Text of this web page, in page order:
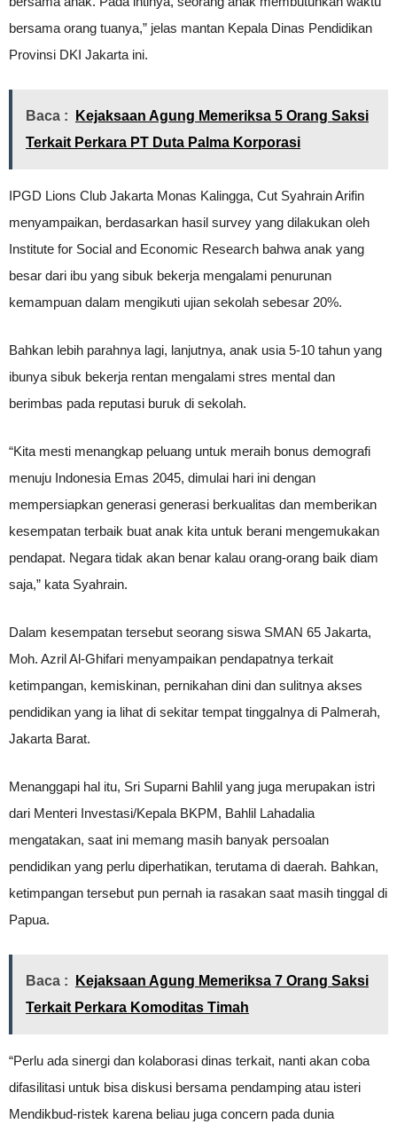
bersama orang tuanya,” jelas mantan Kepala Dinas Pendidikan
Provinsi DKI Jakarta ini.
Baca :
Kejaksaan Agung Memeriksa 5 Orang Saksi
Terkait Perkara PT Duta Palma Korporasi
IPGD Lions Club Jakarta Monas Kalingga, Cut Syahrain Arifin
menyampaikan, berdasarkan hasil survey yang dilakukan oleh
Institute for Social and Economic Research bahwa anak yang
besar dari ibu yang sibuk bekerja mengalami penurunan
kemampuan dalam mengikuti ujian sekolah sebesar 20%.
Bahkan lebih parahnya lagi, lanjutnya, anak usia 5-10 tahun yang
ibunya sibuk bekerja rentan mengalami stres mental dan
berimbas pada reputasi buruk di sekolah.
“Kita mesti menangkap peluang untuk meraih bonus demografi
menuju Indonesia Emas 2045, dimulai hari ini dengan
mempersiapkan generasi generasi berkualitas dan memberikan
kesempatan terbaik buat anak kita untuk berani mengemukakan
pendapat. Negara tidak akan benar kalau orang-orang baik diam
saja,” kata Syahrain.
Dalam kesempatan tersebut seorang siswa SMAN 65 Jakarta,
Moh. Azril Al-Ghifari menyampaikan pendapatnya terkait
ketimpangan, kemiskinan, pernikahan dini dan sulitnya akses
pendidikan yang ia lihat di sekitar tempat tinggalnya di Palmerah,
Jakarta Barat.
Menanggapi hal itu, Sri Suparni Bahlil yang juga merupakan istri
dari Menteri Investasi/Kepala BKPM, Bahlil Lahadalia
mengatakan, saat ini memang masih banyak persoalan
pendidikan yang perlu diperhatikan, terutama di daerah. Bahkan,
ketimpangan tersebut pun pernah ia rasakan saat masih tinggal di
Papua.
Baca :
Kejaksaan Agung Memeriksa 7 Orang Saksi
Terkait Perkara Komoditas Timah
“Perlu ada sinergi dan kolaborasi dinas terkait, nanti akan coba
difasilitasi untuk bisa diskusi bersama pendamping atau isteri
Mendikbud-ristek karena beliau juga concern pada dunia